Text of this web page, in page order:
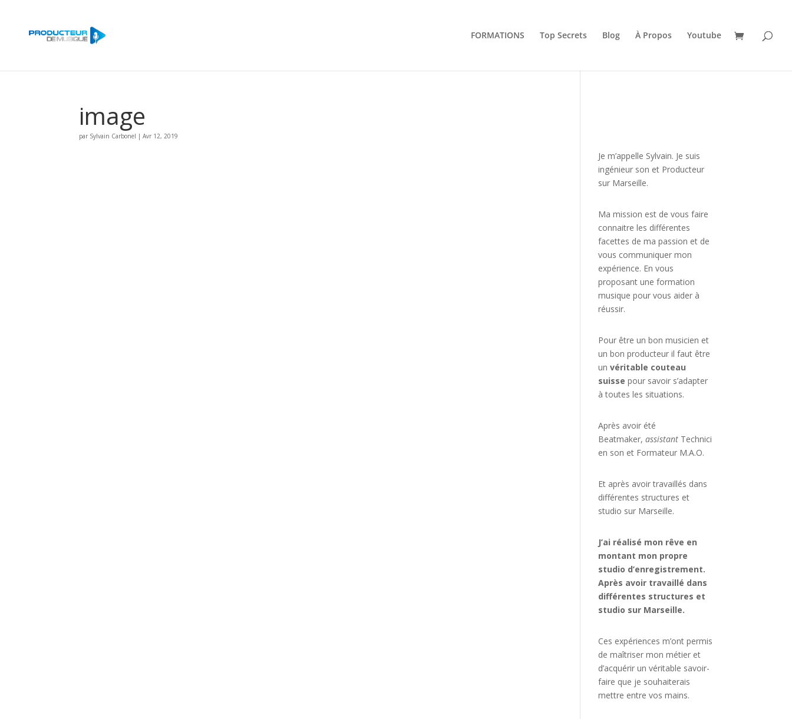
FORMATIONS Top Secrets Blog À Propos Youtube
image
par Sylvain Carbonel |Avr 12, 2019
Je m’appelle Sylvain. Je suis
ingénieur son et Producteur
sur Marseille.
Ma mission est de vous faire
connaitre les différentes
facettes dema passion et de
vous communiquer mon
expérience. En vous
proposant une formation
musique pour vous aider à
réussir.
Pour être un bon musicien et
un bon producteur il faut être
unvéritable couteau
suisse pour savoir s’adapter
à toutes les situations.
Après avoir été
Beatmaker,assistant Technici
en son et Formateur M.A.O.
Et après avoir travaillés dans
différentes structures et
studio sur Marseille.
J’ai réalisé mon rêve en
montant mon propre
studio d’enregistrement.
Après avoir travaillé dans
différentes structures et
studio sur Marseille.
Ces expériences m’ont permis
de maîtriser mon métier et
d’acquérir un véritable savoir-
faire que je souhaiterais
mettre entre vos mains.